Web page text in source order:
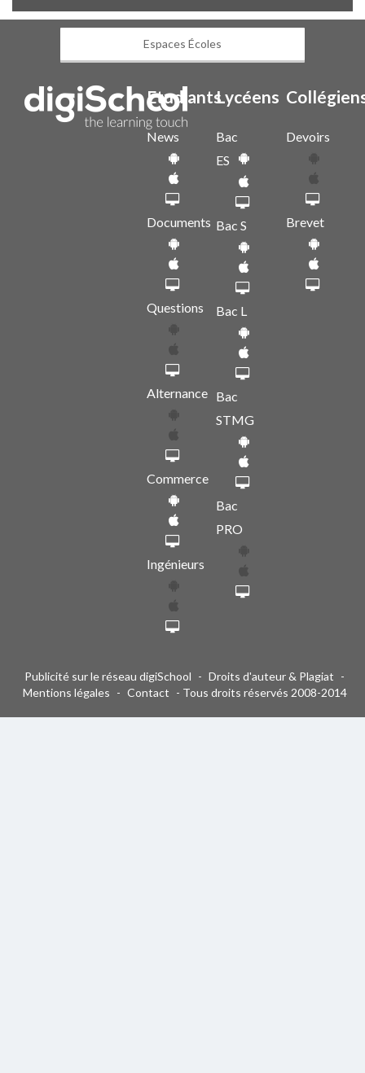
Espaces Écoles
Etudiants
News
Documents
Questions
Alternance
Commerce
Ingénieurs
Lycéens
Bac
ES
Bac S
Bac L
Bac
STMG
Bac
PRO
Devoirs
Brevet
Publicité sur le réseau digiSchool - Droits d'auteur & Plagiat -
Mentions légales - Contact - Tous droits réservés 2008-2014